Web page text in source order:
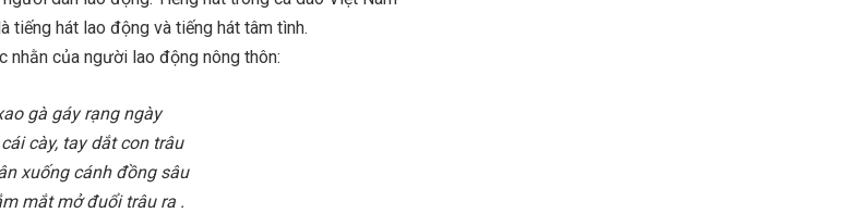
tiếng hát lao động và tiếng hát tâm tình.
nhằn của người lao động nông thôn:
gà gáy rạng ngày
cày, tay dắt con trâu
xuống cánh đồng sâu
mắt mở đuổi trâu ra .